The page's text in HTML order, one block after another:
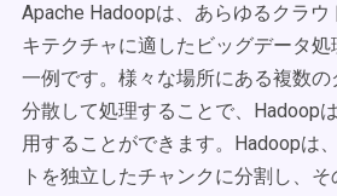
Apache Hadoopは、あらゆるクラ
キテクチャに適したビッグデータ
一例です。様々な場所にある複数
分散して処理することで、Hadoop
用することができます。Hadoopは
トを独立したチャンクに分割し、